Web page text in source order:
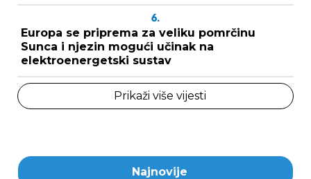
6.
Europa se priprema za veliku pomrčinu
Sunca i njezin mogući učinak na
elektroenergetski sustav
Prikaži više vijesti
Najnovije